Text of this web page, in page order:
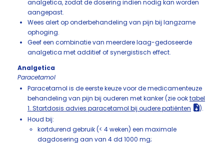
analgetica, zodat de dosering indien nodig kan worden
aangepast.
Wees alert op onderbehandeling van pijn bij langzame
ophoging.
Geef een combinatie van meerdere laag-gedoseerde
analgetica met additief of synergistisch effect.
Analgetica
Paracetamol
Paracetamol is de eerste keuze voor de medicamenteuze
behandeling van pijn bij ouderen met kanker (zie ooktabel
1. Startdosis advies paracetamol bij oudere patiënten
).
Houd bij:
kortdurend gebruik (< 4 weken) een maximale
dagdosering aan van 4 dd 1000 mg;